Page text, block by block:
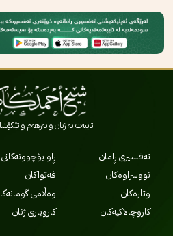
تایبەت بە ژیان و بەرهەم و
تەفسیری ڕامان
نووسراوەکان
وتارەکان
کاروچالاکیەکان
ڕاو بۆچوونەکانی
فەتواکان
وەڵامی گومانەکان
کاروباری ژنان